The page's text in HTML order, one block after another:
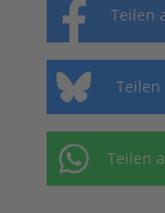
Teilen
Teilen
Teilen